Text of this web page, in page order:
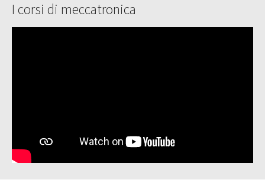
I corsi di meccatronica